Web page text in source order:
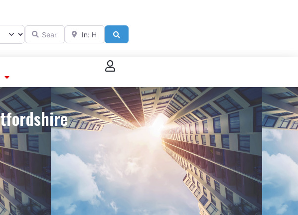
Search forNear
Se connecter
S’enregistrer
Poster sur French Morning